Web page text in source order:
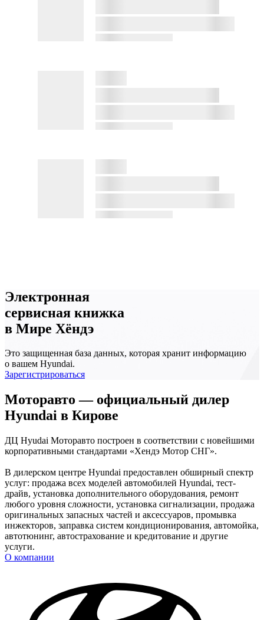
Электронная
сервисная книжка
в Мире Хёндэ
Это защищенная база данных, которая хранит информацию
о вашем Hyundai.
Зарегистрироваться
Моторавто — официальный дилер
Hyundai в Кирове
ДЦ Hyudai Моторавто построен в соответствии с новейшими
корпоративными стандартами «Хендэ Мотор СНГ».
В дилерском центре Hyundai предоставлен обширный спектр
услуг: продажа всех моделей автомобилей Hyundai, тест-
драйв, установка дополнительного оборудования, ремонт
любого уровня сложности, установка сигнализации, продажа
оригинальных запасных частей и аксессуаров, промывка
инжекторов, заправка систем кондиционирования, автомойка,
автотюнинг, автострахование и кредитование и другие
услуги.
О компании